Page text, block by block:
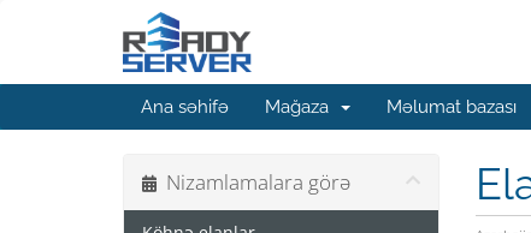
Ana səhifə Mağaza Məlumat bazası
Nizamlamalara görə